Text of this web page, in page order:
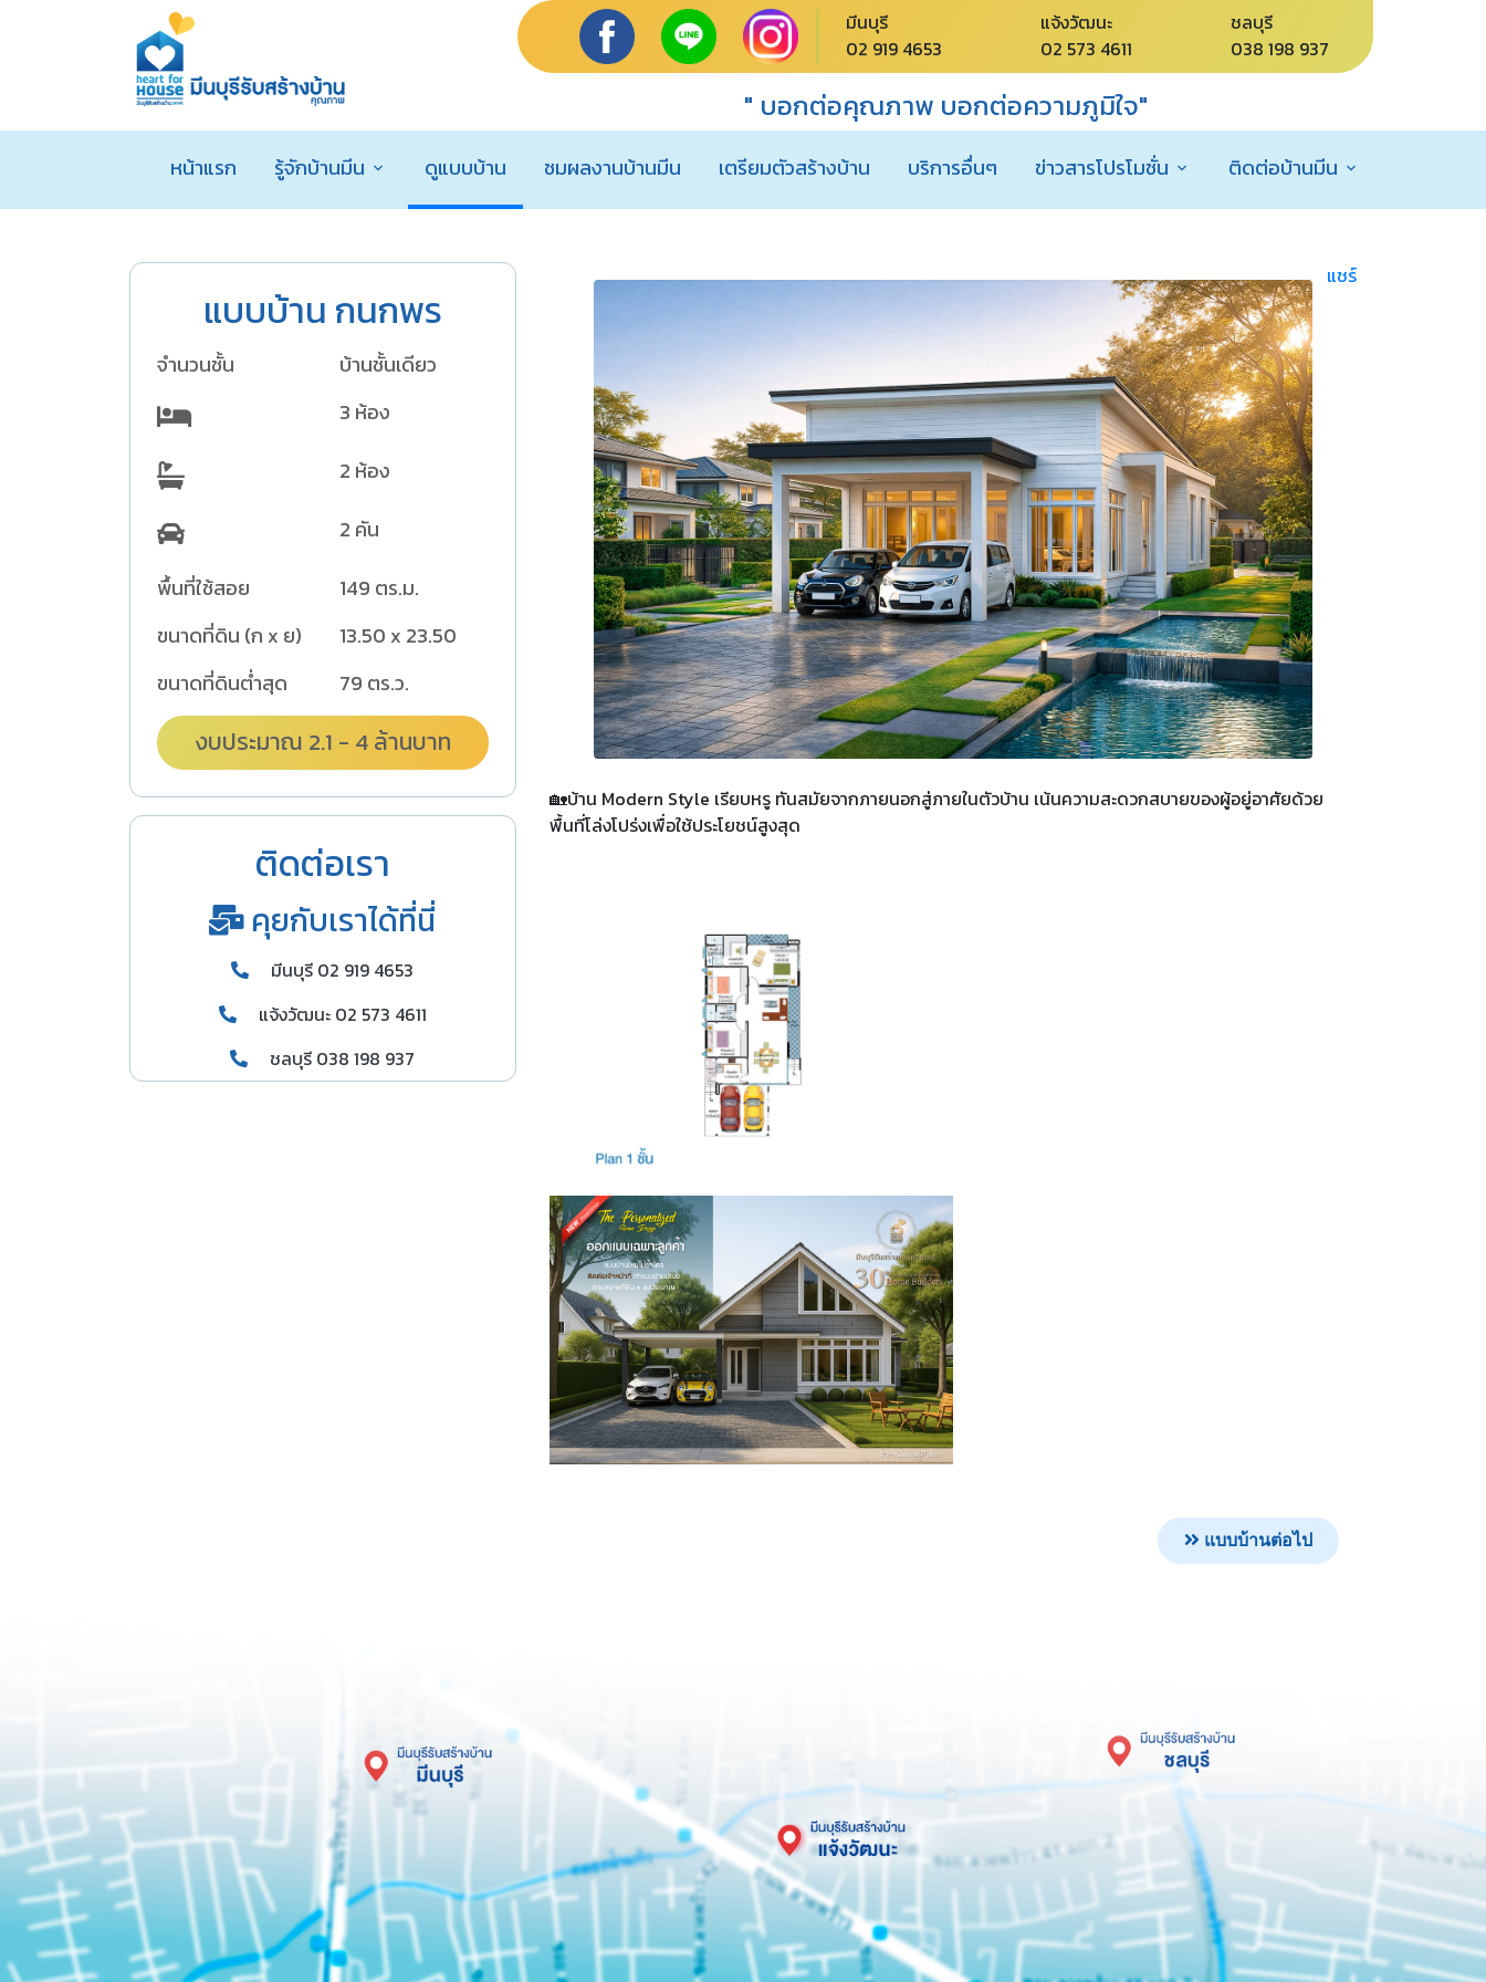
มีนบุรี
02 919 4653
แจ้งวัฒนะ
02 573 4611
ชลบุรี
038 198 937
" บอกต่อคุณภาพ บอกต่อความภูมิใจ"
หน้าแรก รู้จักบ้านมีน ดูแบบบ้าน ชมผลงานบ้านมีน เตรียมตัวสร้างบ้าน บริการอื่นๆ ข่าวสารโปรโมชั่น ติดต่อบ้านมีน
แบบบ้าน กนกพร
จำนวนชั้น
บ้านชั้นเดียว
3 ห้อง
2 ห้อง
2 คัน
พื้นที่ใช้สอย
149 ตร.ม.
ขนาดที่ดิน (ก x ย)
13.50 x 23.50
ขนาดที่ดินต่ำสุด
79 ตร.ว.
งบประมาณ 2.1 - 4 ล้านบาท
ติดต่อเรา
คุยกับเราได้ที่นี่
มีนบุรี 02 919 4653
แจ้งวัฒนะ 02 573 4611
ชลบุรี 038 198 937
แชร์
🏡บ้าน Modern Style เรียบหรู ทันสมัยจากภายนอกสู่ภายในตัวบ้าน เน้นความสะดวกสบายของผู้อยู่อาศัยด้วย
พื้นที่โล่งโปร่งเพื่อใช้ประโยชน์สูงสุด
แบบบ้านต่อไป